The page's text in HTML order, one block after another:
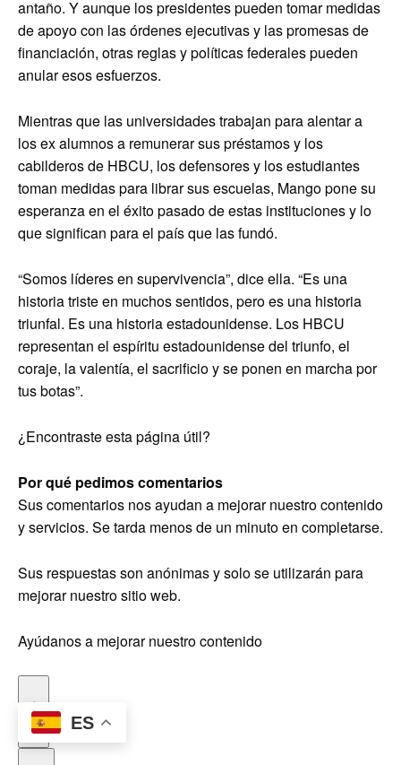
antaño. Y aunque los presidentes pueden tomar medidas
de apoyo con las órdenes ejecutivas y las promesas de
financiación, otras reglas y políticas federales pueden
anular esos esfuerzos.
Mientras que las universidades trabajan para alentar a
los ex alumnos a remunerar sus préstamos y los
cabilderos de HBCU, los defensores y los estudiantes
toman medidas para librar sus escuelas, Mango pone su
esperanza en el éxito pasado de estas instituciones y lo
que significan para el país que las fundó.
“Somos líderes en supervivencia”, dice ella. “Es una
historia triste en muchos sentidos, pero es una historia
triunfal. Es una historia estadounidense. Los HBCU
representan el espíritu estadounidense del triunfo, el
coraje, la valentía, el sacrificio y se ponen en marcha por
tus botas”.
¿Encontraste esta página útil?
Por qué pedimos comentarios
Sus comentarios nos ayudan a mejorar nuestro contenido
y servicios. Se tarda menos de un minuto en completarse.
Sus respuestas son anónimas y solo se utilizarán para
mejorar nuestro sitio web.
Ayúdanos a mejorar nuestro contenido
Sí
ES